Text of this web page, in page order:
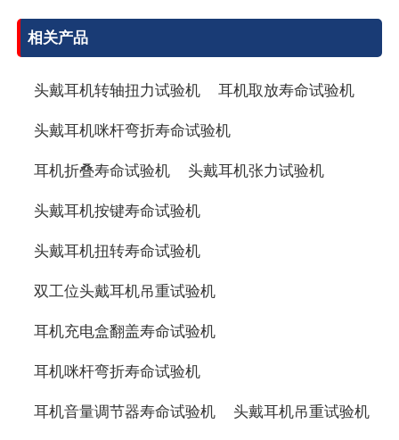
相关产品
头戴耳机转轴扭力试验机 耳机取放寿命试验机
头戴耳机咪杆弯折寿命试验机
耳机折叠寿命试验机 头戴耳机张力试验机
头戴耳机按键寿命试验机
头戴耳机扭转寿命试验机
双工位头戴耳机吊重试验机
耳机充电盒翻盖寿命试验机
耳机咪杆弯折寿命试验机
耳机音量调节器寿命试验机 头戴耳机吊重试验机